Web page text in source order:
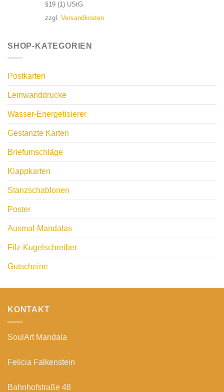
§19 (1) UStG.
zzgl. Versandkosten
SHOP-KATEGORIEN
Postkarten
Leinwanddrucke
Wasser-Energetisierer
Gestanzte Karten
Briefumschläge
Klappkarten
Stanzschablonen
Poster
Ausmal-Mandalas
Filz-Kugelschreiber
Gutscheine
KONTAKT
SoulArt Mandala
Felicia Falkenstein
Bahnhofstraße 48